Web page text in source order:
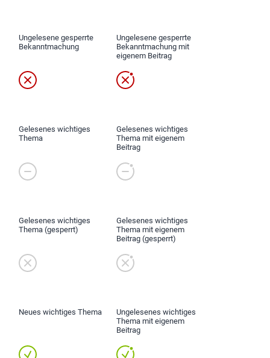
Ungelesene gesperrte
Bekanntmachung
Ungelesene gesperrte
Bekanntmachung mit
eigenem Beitrag
Gelesenes wichtiges
Thema
Gelesenes wichtiges
Thema mit eigenem
Beitrag
Gelesenes wichtiges
Thema (gesperrt)
Gelesenes wichtiges
Thema mit eigenem
Beitrag (gesperrt)
Neues wichtiges Thema
Ungelesenes wichtiges
Thema mit eigenem
Beitrag